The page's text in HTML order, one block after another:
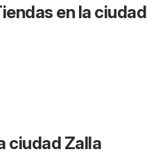
en la ciudad
ciudad Zalla